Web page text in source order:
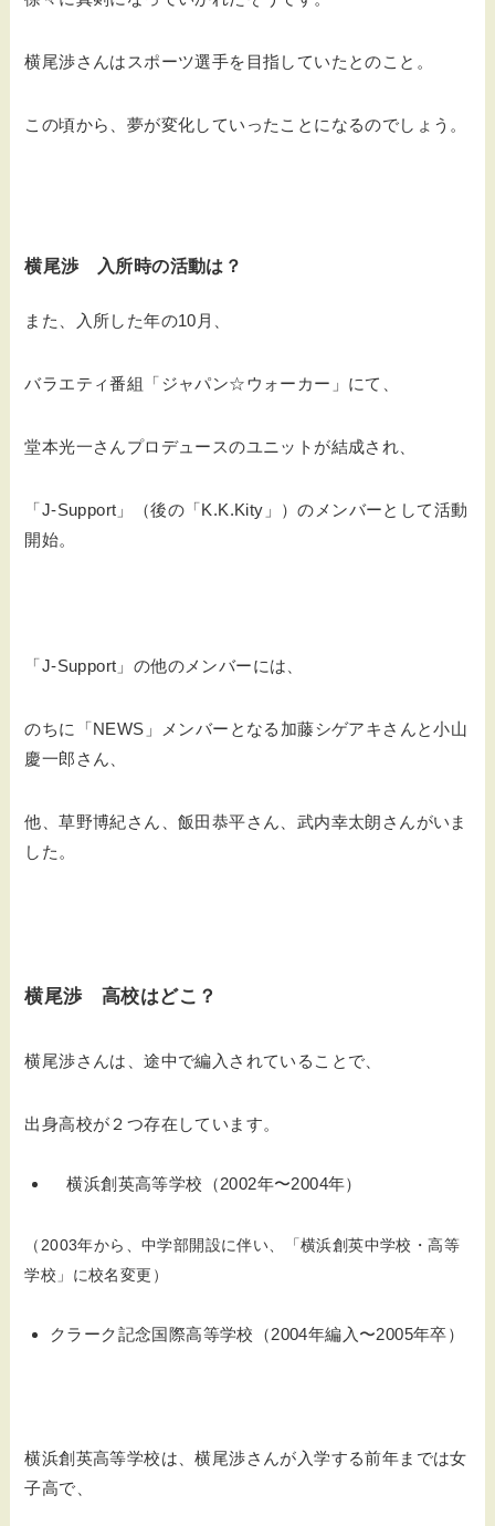
横尾渉さんはスポーツ選手を目指していたとのこと。
この頃から、夢が変化していったことになるのでしょう。
横尾渉 入所時の活動は？
また、入所した年の10月、
バラエティ番組「ジャパン☆ウォーカー」にて、
堂本光一さんプロデュースのユニットが結成され、
「J-Support」（後の「K.K.Kity」）のメンバーとして活動
開始。
「J-Support」の他のメンバーには、
のちに「NEWS」メンバーとなる加藤シゲアキさんと小山
慶一郎さん、
他、草野博紀さん、飯田恭平さん、武内幸太朗さんがいま
した。
横尾渉 高校はどこ？
横尾渉さんは、途中で編入されていることで、
出身高校が２つ存在しています。
横浜創英高等学校（2002年〜2004年）
（2003年から、中学部開設に伴い、「横浜創英中学校・高等
学校」に校名変更）
クラーク記念国際高等学校（2004年編入〜2005年卒）
横浜創英高等学校は、横尾渉さんが入学する前年までは女
子高で、